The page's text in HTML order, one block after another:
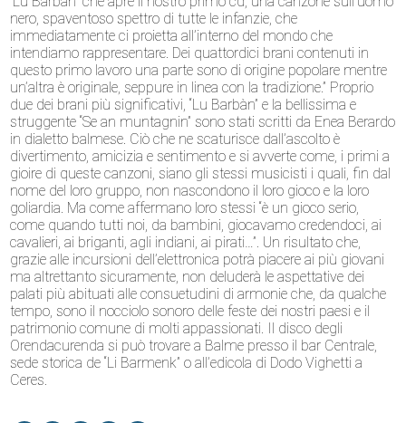
nero, spaventoso spettro di tutte le infanzie, che
immediatamente ci proietta all’interno del mondo che
intendiamo rappresentare. Dei quattordici brani contenuti in
questo primo lavoro una parte sono di origine popolare mentre
un’altra è originale, seppure in linea con la tradizione.” Proprio
due dei brani più significativi, “Lu Barbàn” e la bellissima e
struggente “Se an muntagnin” sono stati scritti da Enea Berardo
in dialetto balmese. Ciò che ne scaturisce dall’ascolto è
divertimento, amicizia e sentimento e si avverte come, i primi a
gioire di queste canzoni, siano gli stessi musicisti i quali, fin dal
nome del loro gruppo, non nascondono il loro gioco e la loro
goliardia. Ma come affermano loro stessi “è un gioco serio,
come quando tutti noi, da bambini, giocavamo credendoci, ai
cavalieri, ai briganti, agli indiani, ai pirati…”. Un risultato che,
grazie alle incursioni dell’elettronica potrà piacere ai più giovani
ma altrettanto sicuramente, non deluderà le aspettative dei
palati più abituati alle consuetudini di armonie che, da qualche
tempo, sono il nocciolo sonoro delle feste dei nostri paesi e il
patrimonio comune di molti appassionati. Il disco degli
Orendacurenda si può trovare a Balme presso il bar Centrale,
sede storica de “Li Barmenk” o all’edicola di Dodo Vighetti a
Ceres.